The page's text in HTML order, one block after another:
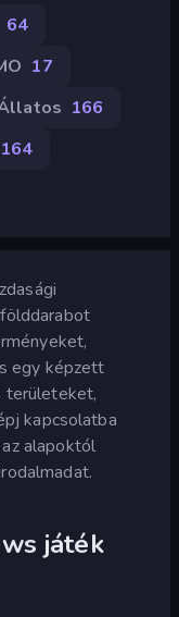
64
17
166
164
egy képzett
területeket,
kapcsolatba
alapoktól
játék